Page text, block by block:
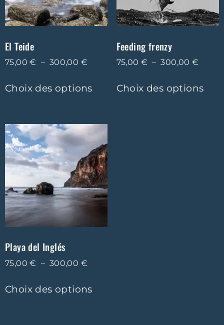
El Teide
75,00€ – 300,00 €
Choix des options
Feeding frenzy
75,00 € – 300,00€
Choix des options
Playa del Inglés
75,00€ – 300,00 €
Choix des options